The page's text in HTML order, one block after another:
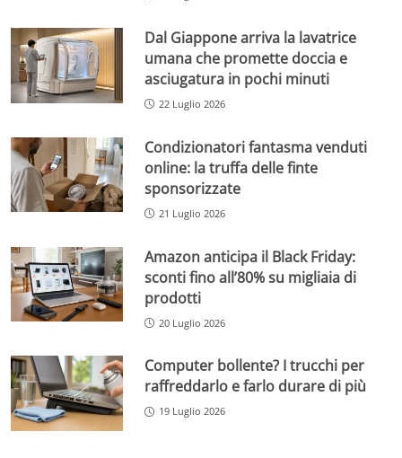
Dal Giappone arriva la lavatrice
umana che promette doccia e
asciugatura in pochi minuti
22 Luglio 2026
Condizionatori fantasma venduti
online: la truffa delle finte
sponsorizzate
21 Luglio 2026
Amazon anticipa il Black Friday:
sconti fino all’80% su migliaia di
prodotti
20 Luglio 2026
Computer bollente? I trucchi per
raffreddarlo e farlo durare di più
19 Luglio 2026